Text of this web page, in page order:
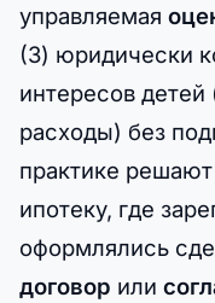
управляемая
(3) юридически
интересов
расходы) без
практике решают
ипотеку, где
оформлялись
договор или